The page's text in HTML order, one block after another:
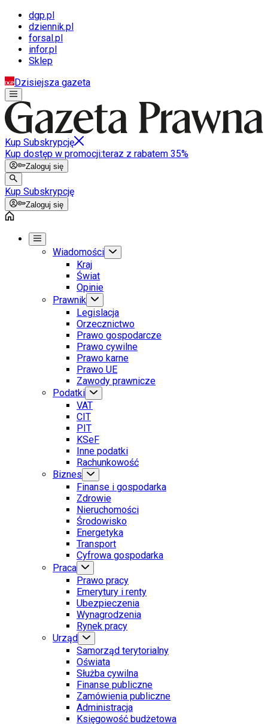
dgp.pl
dziennik.pl
forsal.pl
infor.pl
Sklep
Dzisiejsza gazeta
Kup Subskrypcję
Kup dostęp w promocji:teraz z rabatem 35%
Zaloguj się
Kup Subskrypcję
Zaloguj się
Wiadomości
Kraj
Świat
Opinie
Prawnik
Legislacja
Orzecznictwo
Prawo gospodarcze
Prawo cywilne
Prawo karne
Prawo UE
Zawody prawnicze
Podatki
VAT
CIT
PIT
KSeF
Inne podatki
Rachunkowość
Biznes
Finanse i gospodarka
Zdrowie
Nieruchomości
Środowisko
Energetyka
Transport
Cyfrowa gospodarka
Praca
Prawo pracy
Emerytury i renty
Ubezpieczenia
Wynagrodzenia
Rynek pracy
Urząd
Samorząd terytorialny
Oświata
Służba cywilna
Finanse publiczne
Zamówienia publiczne
Administracja
Księgowość budżetowa